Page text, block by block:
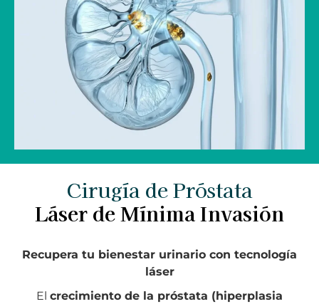
Cirugía de Próstata
Láser de Mínima Invasión
Recupera tu bienestar urinario con tecnología
láser
El crecimiento de la próstata (hiperplasia